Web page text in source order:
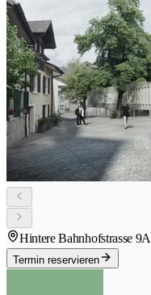
Hintere Bahnhofstrasse 9A
Termin reservieren